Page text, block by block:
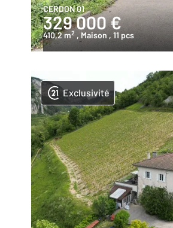
CERDON 01
329 000 €
410,2 m2 , Maison , 11 pcs
Exclusivité